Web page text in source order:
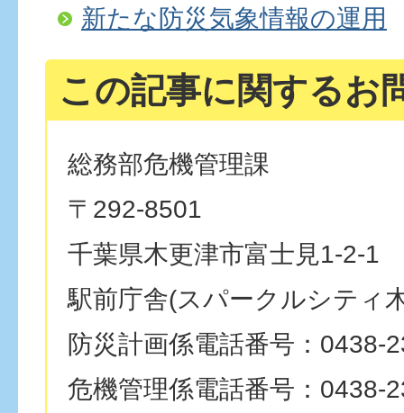
新たな防災気象情報の運用
この記事に関するお
総務部危機管理課
〒292-8501
千葉県木更津市富士見1-2-1
駅前庁舎(スパークルシティ
防災計画係電話番号：0438-
危機管理係電話番号：0438-